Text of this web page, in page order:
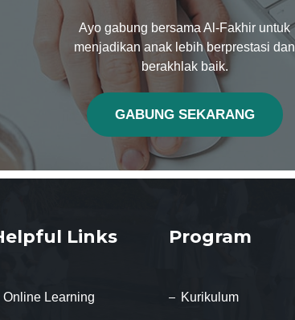
Ayo gabung bersama Al-Fakhir untuk
menjadikan anak lebih berprestasi dan
berakhlak baik.
GABUNG SEKARANG
Links
Online Learning
Program
Kurikulum